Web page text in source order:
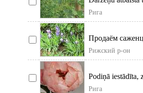
izveido
Рига
Продаём
телефону.
Рижский р-он
Podiņā iestādīta,
pēc tam
Рига